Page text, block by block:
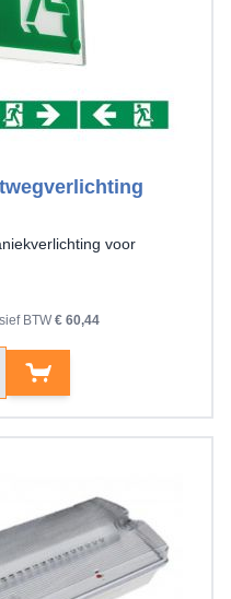
voor
BTW € 60,44